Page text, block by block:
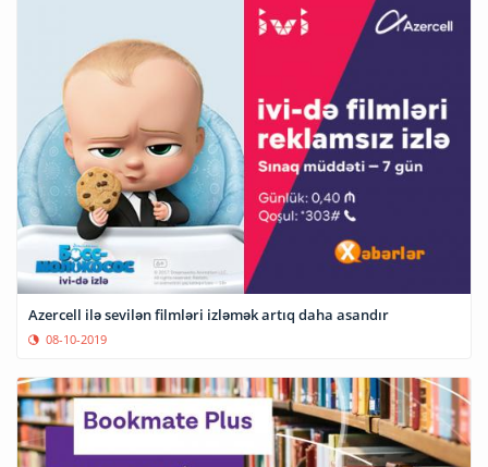
Azercell ilə sevilən filmləri izləmək artıq daha asandır
08-10-2019